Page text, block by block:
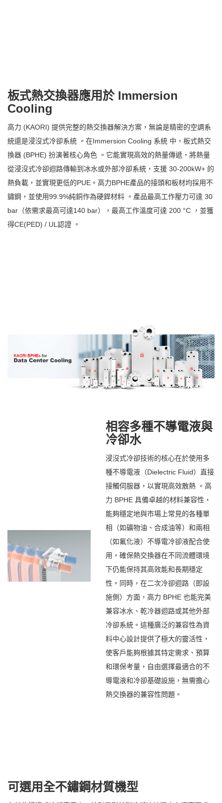
板式熱交換器應用於 Immersion
Cooling
高力 (KAORI) 提供完整的熱交換器解決方案，無論是精密的空調系
統還是浸沒式冷卻系統 。在Immersion Cooling 系統 中，板式熱交
換器 (BPHE) 扮演著核心角色 。它能實現高效的熱量傳遞，將熱量
從浸沒式冷卻迴路傳輸到冰水或外部冷卻系統，支援 30-200kW+ 的
熱負載，並實現更低的PUE。高力BPHE產品的接頭和板材均採用不
鏽鋼，並使用99.9%純銅作為硬銲材料 。產品最高工作壓力可達 30
bar（依需求最高可達140 bar），最高工作溫度可達 200 °C ，並獲
得CE(PED) / UL認證 。
相容多種不導電液與
冷卻水
浸沒式冷卻技術的核心在於使用多
種不導電液（Dielectric Fluid）直接
接觸伺服器，以實現高效散熱 。高
力 BPHE 具備卓越的材料兼容性，
能夠穩定地與市場上常見的各種單
相（如礦物油、合成油等）和兩相
（如氟化液）不導電冷卻液配合使
用，確保熱交換器在不同流體環境
下仍能保持其高效能和長期穩定
性。同時，在二次冷卻迴路（即設
施側）方面，高力 BPHE 也能完美
兼容冰水、乾冷器迴路或其他外部
冷卻系統。這種廣泛的兼容性為資
料中心設計提供了極大的靈活性，
使客戶能夠根據其特定需求、預算
和環保考量，自由選擇最適合的不
導電液和冷卻基礎設施，無需擔心
熱交換器的兼容性問題。
可選用全不鏽鋼材質機型